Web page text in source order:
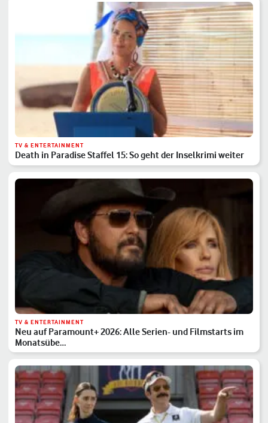
TV & ENTERTAINMENT
Death in Paradise Staffel 15: So geht der Inselkrimi weiter
TV & ENTERTAINMENT
Neu auf Paramount+ 2026: Alle Serien- und Filmstarts im
Monatsübe…